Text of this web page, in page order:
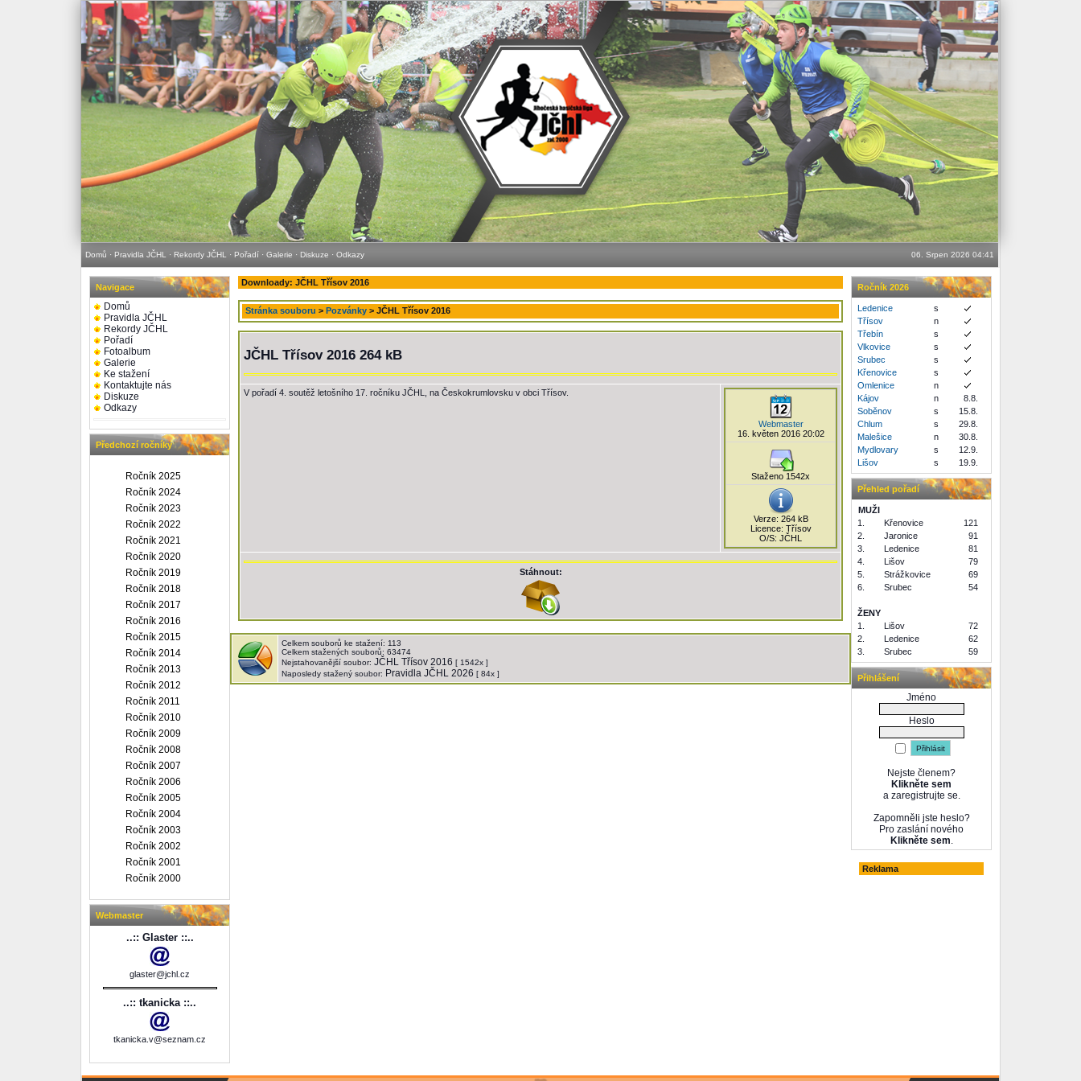
Domů · Pravidla JČHL · Rekordy JČHL · Pořadí · Galerie · Diskuze · Odkazy 06. Srpen 2026 04:41
Navigace
Domů
Pravidla JČHL
Rekordy JČHL
Pořadí
Fotoalbum
Galerie
Ke stažení
Kontaktujte nás
Diskuze
Odkazy
Předchozí ročníky
Ročník 2025
Ročník 2024
Ročník 2023
Ročník 2022
Ročník 2021
Ročník 2020
Ročník 2019
Ročník 2018
Ročník 2017
Ročník 2016
Ročník 2015
Ročník 2014
Ročník 2013
Ročník 2012
Ročník 2011
Ročník 2010
Ročník 2009
Ročník 2008
Ročník 2007
Ročník 2006
Ročník 2005
Ročník 2004
Ročník 2003
Ročník 2002
Ročník 2001
Ročník 2000
Webmaster
..:: Glaster ::..
glaster@jchl.cz
..:: tkanicka ::..
tkanicka.v@seznam.cz
Downloady: JČHL Třísov 2016
Stránka souboru > Pozvánky > JČHL Třísov 2016
JČHL Třísov 2016 264 kB
V pořadí 4. soutěž letošního 17. ročníku JČHL, na Českokrumlovsku v obci Třísov.
Webmaster
16. květen 2016 20:02
Staženo 1542x
Verze: 264 kB
Licence: Třísov
O/S: JČHL
Stáhnout:
Celkem souborů ke stažení: 113
Celkem stažených souborů: 63474
Nejstahovanější soubor: JČHL Třísov 2016 [ 1542x ]
Naposledy stažený soubor: Pravidla JČHL 2026 [ 84x ]
Ročník 2026
Ledenice
s
Třísov
n
Třebín
s
Vlkovice
s
Srubec
s
Křenovice
s
Omlenice
n
Kájov
n
8.8.
Soběnov
s
15.8.
Chlum
s
29.8.
Malešice
n
30.8.
Mydlovary
s
12.9.
Lišov
s 19.9.
Přehled pořadí
MUŽI
1.
Křenovice
121
2.
Jaronice
91
3.
Ledenice
81
4.
Lišov
79
5.
Strážkovice
69
6.
Srubec 54
ŽENY
1.
Lišov
72
2.
Ledenice
62
3.
Srubec 59
Přihlášení
Jméno
Heslo
Nejste členem?
Klikněte sem
a zaregistrujte se.
Zapomněli jste heslo?
Pro zaslání nového
Klikněte sem.
Reklama